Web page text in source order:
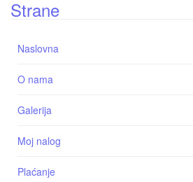
Strane
Naslovna
O nama
Galerija
Moj nalog
Plaćanje